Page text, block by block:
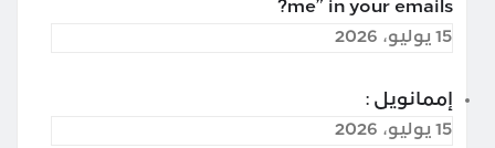
me” in your emails?
15 يوليو، 2026
إممانويل :
15 يوليو، 2026